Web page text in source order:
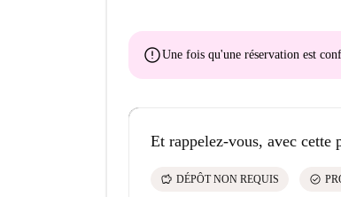
errorUne fois qu'une réservation est
Et rappelez-vous, avec cette
savings DÉPÔT NON REQUIS check_circle